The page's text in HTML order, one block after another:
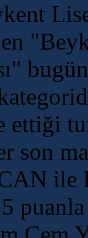
ettiği
son
ile